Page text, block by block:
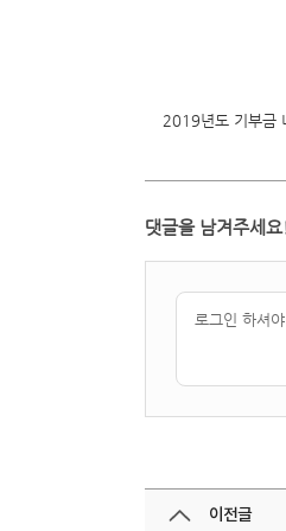
2019년도 기부금
댓글을 남겨주세
이전글